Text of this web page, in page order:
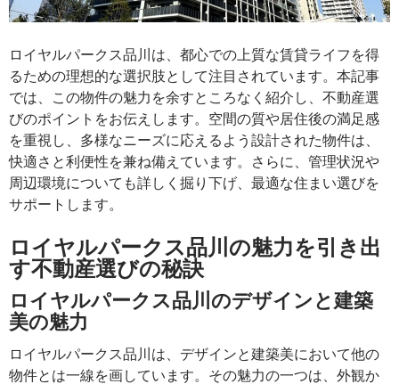
ロイヤルパークス品川は、都心での上質な賃貸ライフを得
るための理想的な選択肢として注目されています。本記事
では、この物件の魅力を余すところなく紹介し、不動産選
びのポイントをお伝えします。空間の質や居住後の満足感
を重視し、多様なニーズに応えるよう設計された物件は、
快適さと利便性を兼ね備えています。さらに、管理状況や
周辺環境についても詳しく掘り下げ、最適な住まい選びを
サポートします。
ロイヤルパークス品川の魅力を引き出
す不動産選びの秘訣
ロイヤルパークス品川のデザインと建築
美の魅力
ロイヤルパークス品川は、デザインと建築美において他の
物件とは一線を画しています。その魅力の一つは、外観か